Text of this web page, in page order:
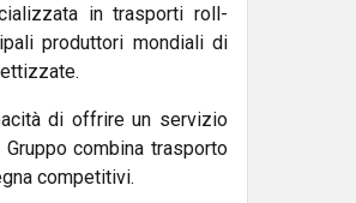
in trasporti roll-
produttori mondiali di
di offrire un servizio
combina trasporto
competitivi.